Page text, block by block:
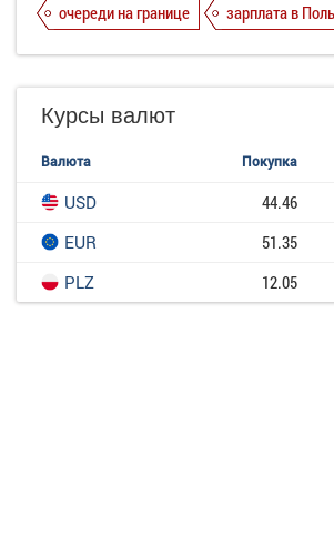
очереди на границе
зарплата в
Курсы валют
Валюта Покупка
USD 44.46
EUR
51.35
PLZ
12.05